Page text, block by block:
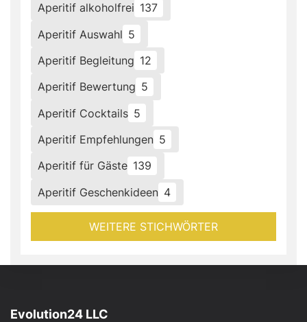
Aperitif alkoholfrei 137
Aperitif Auswahl 5
Aperitif Begleitung 12
Aperitif Bewertung 5
Aperitif Cocktails 5
Aperitif Empfehlungen 5
Aperitif für Gäste 139
Aperitif Geschenkideen 4
WEITERE STICHWÖRTER
Evolution24 LLC